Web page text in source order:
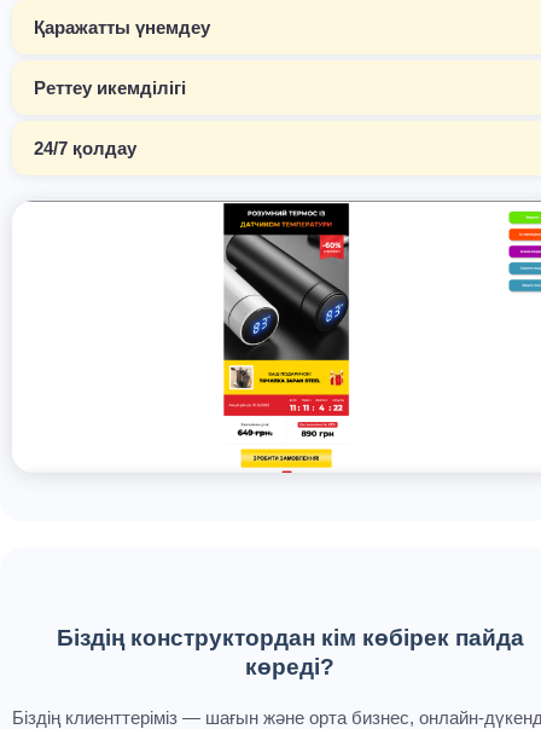
Қаражатты үнемдеу
Реттеу икемділігі
24/7 қолдау
Біздің конструктордан кім көбірек пайда
көреді?
Біздің клиенттеріміз — шағын және орта бизнес, онлайн-